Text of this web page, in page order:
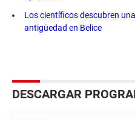
Los científicos descubren
antigüedad en Belice
DESCARGAR